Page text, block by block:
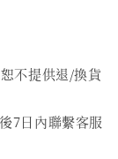
不提供退/換貨
7日內聯繫客服